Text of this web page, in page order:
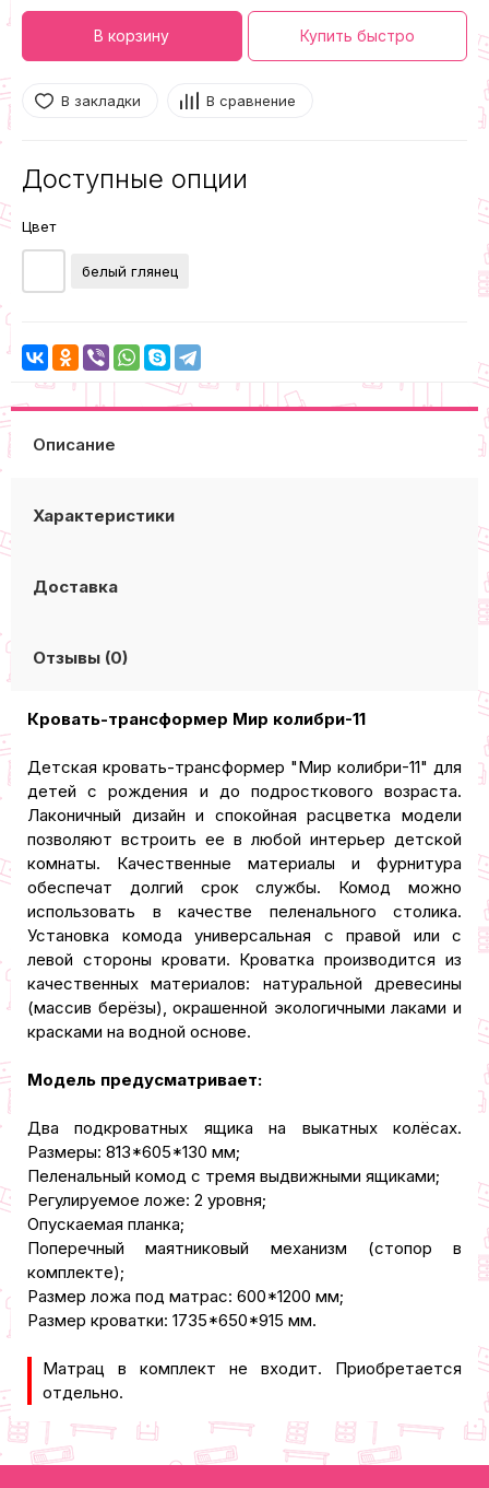
В корзину Купить быстро
В закладки В сравнение
Доступные опции
Цвет
белый глянец
Описание
Характеристики
Доставка
Отзывы (0)
Кровать-трансформер Мир колибри-11
Детская кровать-трансформер "Мир колибри-11" для
детей с рождения и до подросткового возраста.
Лаконичный дизайн и спокойная расцветка модели
позволяют встроить ее в любой интерьер детской
комнаты. Качественные материалы и фурнитура
обеспечат долгий срок службы. Комод можно
использовать в качестве пеленального столика.
Установка комода универсальная с правой или с
левой стороны кровати. Кроватка производится из
качественных материалов: натуральной древесины
(массив берёзы), окрашенной экологичными лаками и
красками на водной основе.
Модель предусматривает:
Два подкроватных ящика на выкатных колёсах.
Размеры: 813*605*130 мм;
Пеленальный комод с тремя выдвижными ящиками;
Регулируемое ложе: 2 уровня;
Опускаемая планка;
Поперечный маятниковый механизм (стопор в
комплекте);
Размер ложа под матрас: 600*1200 мм;
Размер кроватки: 1735*650*915 мм.
Матрац в комплект не входит. Приобретается
отдельно.